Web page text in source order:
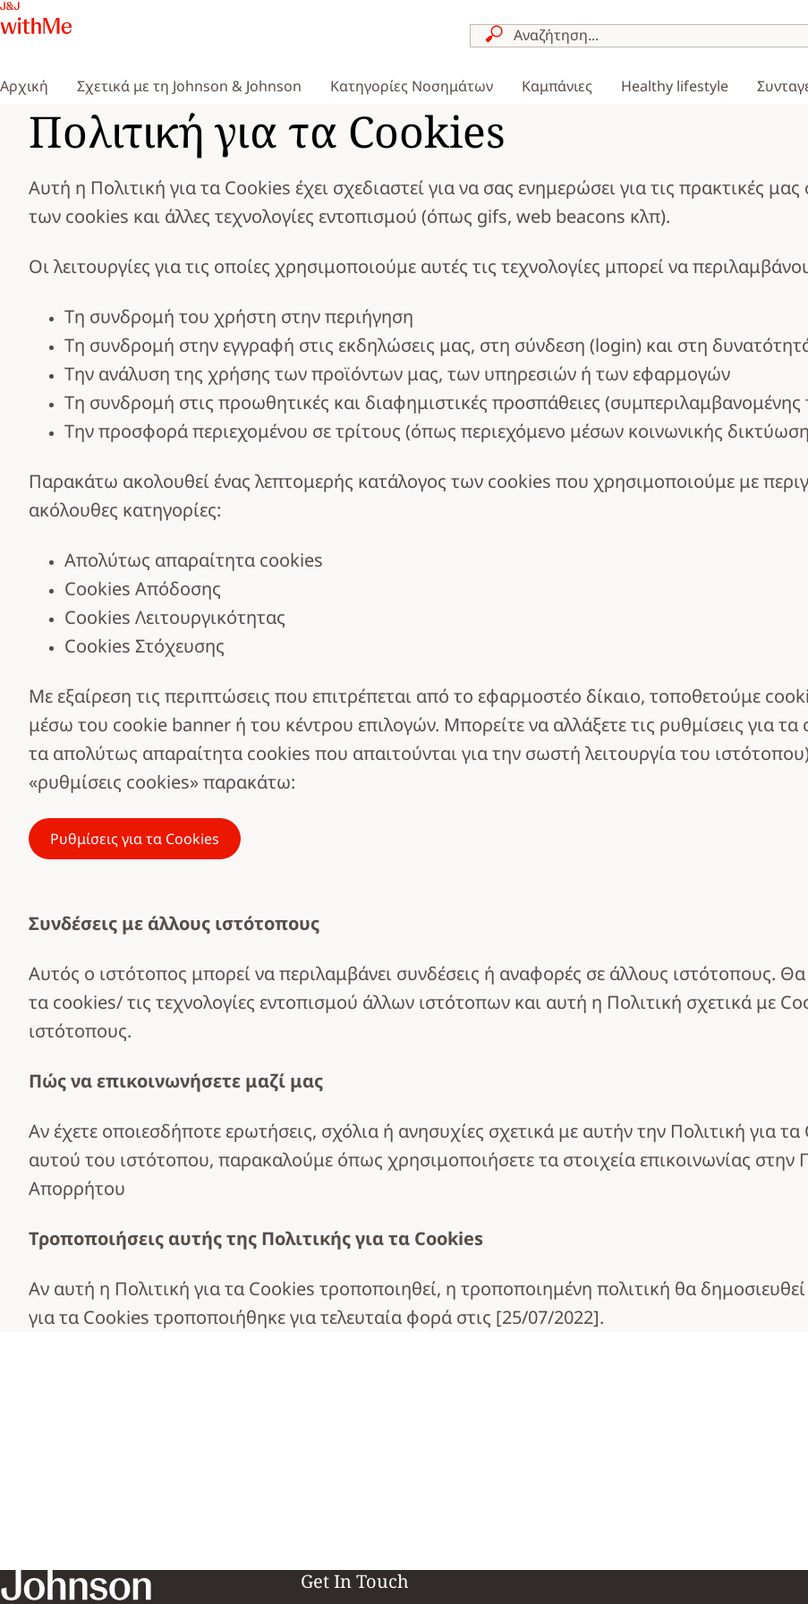
Αρχική Σχετικά με τη Johnson & Johnson Κατηγορίες Νοσημάτων Καμπάνιες Healthy lifestyle
Πολιτική για τα Cookies
Αυτή η Πολιτική για τα Cookies έχει σχεδιαστεί για να σας ενημερώσει για τις πρακτικές
των cookies και άλλες τεχνολογίες εντοπισμού (όπως gifs, web beacons κλπ).
Οι λειτουργίες για τις οποίες χρησιμοποιούμε αυτές τις τεχνολογίες μπορεί να
Τη συνδρομή του χρήστη στην περιήγηση
Τη συνδρομή στην εγγραφή στις εκδηλώσεις μας, στη σύνδεση (login) και στη
Την ανάλυση της χρήσης των προϊόντων μας, των υπηρεσιών ή των εφαρμογών
Τη συνδρομή στις προωθητικές και διαφημιστικές προσπάθειες
Την προσφορά περιεχομένου σε τρίτους (όπως περιεχόμενο μέσων κοινωνικής
Παρακάτω ακολουθεί ένας λεπτομερής κατάλογος των cookies που χρησιμοποιούμε με
ακόλουθες κατηγορίες:
Απολύτως απαραίτητα cookies
Cookies Απόδοσης
Cookies Λειτουργικότητας
Cookies Στόχευσης
Με εξαίρεση τις περιπτώσεις που επιτρέπεται από το εφαρμοστέο δίκαιο, τοποθετούμε
μέσω του cookie banner ή του κέντρου επιλογών. Μπορείτε να αλλάξετε τις ρυθμίσεις για
τα απολύτως απαραίτητα cookies που απαιτούνται για την σωστή λειτουργία του
«ρυθμίσεις cookies» παρακάτω:
Ρυθμίσεις για τα Cookies
Συνδέσεις με άλλους ιστότοπους
Αυτός ο ιστότοπος μπορεί να περιλαμβάνει συνδέσεις ή αναφορές σε άλλους ιστότοπους.
τα cookies/ τις τεχνολογίες εντοπισμού άλλων ιστότοπων και αυτή η Πολιτική σχετικά με
ιστότοπους.
Πώς να επικοινωνήσετε μαζί μας
Αν έχετε οποιεσδήποτε ερωτήσεις, σχόλια ή ανησυχίες σχετικά με αυτήν την Πολιτική για
αυτού του ιστότοπου, παρακαλούμε όπως χρησιμοποιήσετε τα στοιχεία επικοινωνίας
Απορρήτου
Τροποποιήσεις αυτής της Πολιτικής για τα Cookies
Αν αυτή η Πολιτική για τα Cookies τροποποιηθεί, η τροποποιημένη πολιτική θα
για τα Cookies τροποποιήθηκε για τελευταία φορά στις [25/07/2022].
Get In Touch